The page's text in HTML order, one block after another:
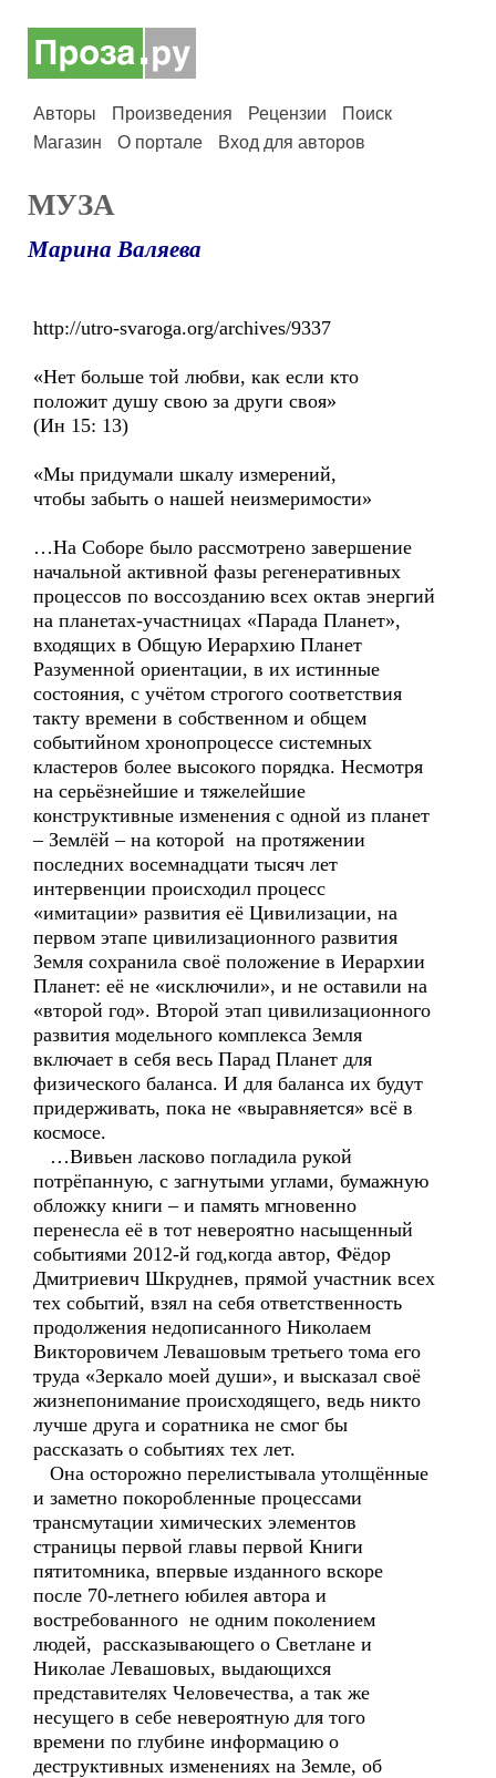
Авторы Произведения Рецензии
Поиск
Магазин
О портале Вход для авторов
МУЗА
Марина Валяева
http://utro-svaroga.org/archives/9337
«Нет больше той любви, как если кто
положит душу свою за други своя»
(Ин 15: 13)
«Мы придумали шкалу измерений,
чтобы забыть о нашей неизмеримости»
…На Соборе было рассмотрено завершение
начальной активной фазы регенеративных
процессов по воссозданию всех октав энергий
на планетах-участницах «Парада Планет»,
входящих в Общую Иерархию Планет
Разуменной ориентации, в их истинные
состояния, с учётом строгого соответствия
такту времени в собственном и общем
событийном хронопроцессе системных
кластеров более высокого порядка. Несмотря
на серьёзнейшие и тяжелейшие
конструктивные изменения с одной из планет
– Землёй – на которой на протяжении
последних восемнадцати тысяч лет
интервенции происходил процесс
«имитации» развития её Цивилизации, на
первом этапе цивилизационного развития
Земля сохранила своё положение в Иерархии
Планет: её не «исключили», и не оставили на
«второй год». Второй этап цивилизационного
развития модельного комплекса Земля
включает в себя весь Парад Планет для
физического баланса. И для баланса их будут
придерживать, пока не «выравняется» всё в
космосе.
…Вивьен ласково погладила рукой
потрёпанную, с загнутыми углами, бумажную
обложку книги – и память мгновенно
перенесла её в тот невероятно насыщенный
событиями 2012-й год,когда автор, Фёдор
Дмитриевич Шкруднев, прямой участник всех
тех событий, взял на себя ответственность
продолжения недописанного Николаем
Викторовичем Левашовым третьего тома его
труда «Зеркало моей души», и высказал своё
жизнепонимание происходящего, ведь никто
лучше друга и соратника не смог бы
рассказать о событиях тех лет.
Она осторожно перелистывала утолщённые
и заметно покоробленные процессами
трансмутации химических элементов
страницы первой главы первой Книги
пятитомника, впервые изданного вскоре
после 70-летнего юбилея автора и
востребованного не одним поколением
людей, рассказывающего о Светлане и
Николае Левашовых, выдающихся
представителях Человечества, а так же
несущего в себе невероятную для того
времени по глубине информацию о
деструктивных изменениях на Земле, об